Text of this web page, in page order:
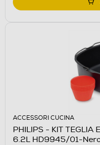
ACCESSORI CUCINA
PHILIPS - KIT TEGLIA
6.2L HD9945/01-